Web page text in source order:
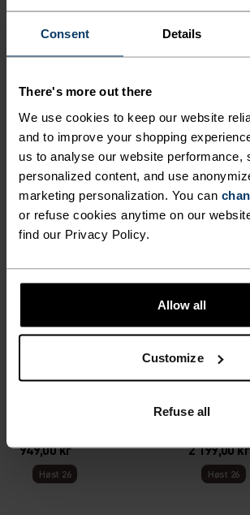
Consent Details
There's more out there
We use cookies to keep our website
and to improve your shopping
us to analyse our website performance,
personalized content, and use
marketing personalization. You can
or refuse cookies anytime on our
find our Privacy Policy.
Allow all
Customize
Refuse all
X-Alp 3L Bukse
5 099,00 kr
2 599,00 kr
%
Zeroweight Print
Løpestrømpebukse
1 165,00 kr
% %
Essential
1 199,00 kr
Essential Warm
Langrennsbukse
2 099,00 kr
% %
949,00 kr
% %
Zeroweight
2 199,00 kr
Høst 26 Høst 26